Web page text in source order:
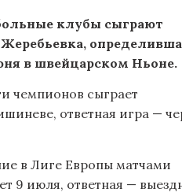
клубы сыграют
в швейцарском Ньоне.
чемпионов сыграет
ответная игра —
в Лиге Европы матчами
9 июля, ответная —